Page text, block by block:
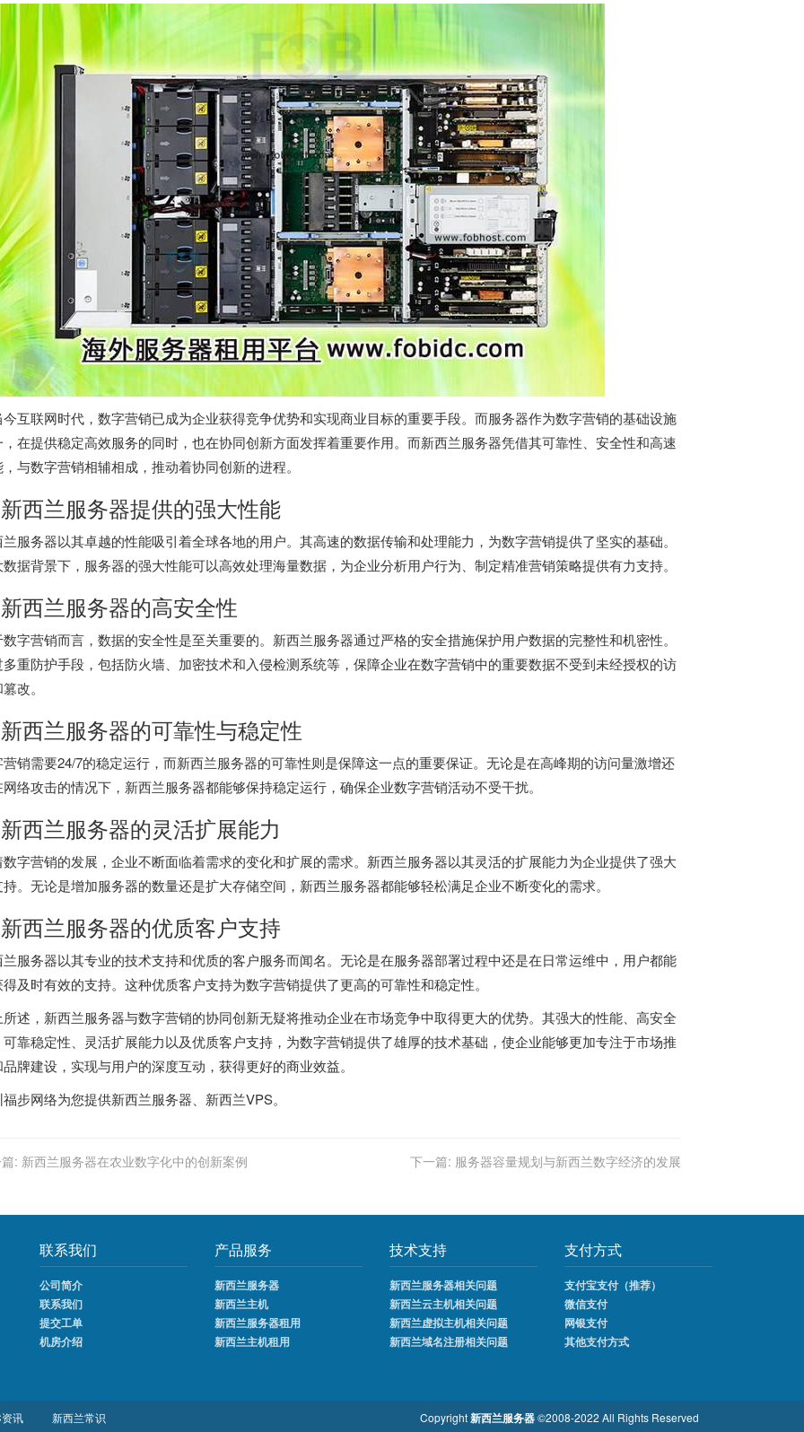
今互联网时代，数字营销已成为企业获得竞争优势和实现商业目标的重要手段。而服务器作为数字营销的基础设施
，在提供稳定高效服务的同时，也在协同创新方面发挥着重要作用。而新西兰服务器凭借其可靠性、安全性和高速
与数字营销相辅相成，推动着协同创新的进程。
新西兰服务器提供的强大性能
服务器以其卓越的性能吸引着全球各地的用户。其高速的数据传输和处理能力，为数字营销提供了坚实的基础。
据背景下，服务器的强大性能可以高效处理海量数据，为企业分析用户行为、制定精准营销策略提供有力支持。
新西兰服务器的高安全性
字营销而言，数据的安全性是至关重要的。新西兰服务器通过严格的安全措施保护用户数据的完整性和机密性。
多重防护手段，包括防火墙、加密技术和入侵检测系统等，保障企业在数字营销中的重要数据不受到未经授权的访
改。
西兰服务器的可靠性与稳定性
营销需要24/7的稳定运行，而新西兰服务器的可靠性则是保障这一点的重要保证。无论是在高峰期的访问量激增还
络攻击的情况下，新西兰服务器都能够保持稳定运行，确保企业数字营销活动不受干扰。
西兰服务器的灵活扩展能力
数字营销的发展，企业不断面临着需求的变化和扩展的需求。新西兰服务器以其灵活的扩展能力为企业提供了强大
。无论是增加服务器的数量还是扩大存储空间，新西兰服务器都能够轻松满足企业不断变化的需求。
西兰服务器的优质客户支持
兰服务器以其专业的技术支持和优质的客户服务而闻名。无论是在服务器部署过程中还是在日常运维中，用户都能
及时有效的支持。这种优质客户支持为数字营销提供了更高的可靠性和稳定性。
所述，新西兰服务器与数字营销的协同创新无疑将推动企业在市场竞争中取得更大的优势。其强大的性能、高安全
可靠稳定性、灵活扩展能力以及优质客户支持，为数字营销提供了雄厚的技术基础，使企业能够更加专注于市场推
牌建设，实现与用户的深度互动，获得更好的商业效益。
福步网络为您提供新西兰服务器 新西兰VPS。
: 新西兰服务器在农业数字化中的创新案例 下一篇: 服务器容量规划与新西兰数字经济的发展
联系我们
公司简介
联系我们
提交工单
机房介绍
产品服务
新西兰服务器
新西兰主机
新西兰服务器租用
新西兰主机租用
技术支持
新西兰服务器相关问题
新西兰云主机相关问题
新西兰虚拟主机相关问题
新西兰域名注册相关问题
支付方式
支付宝支付（推荐）
微信支付
网银支付
其他支付方式
讯 新西兰常识 Copyright新西兰服务器©2008-2022 All Rights Reserved